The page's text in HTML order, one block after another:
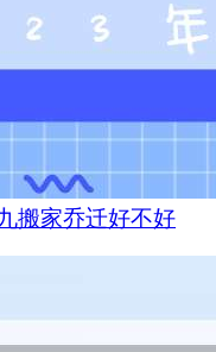
搬家乔迁好不好